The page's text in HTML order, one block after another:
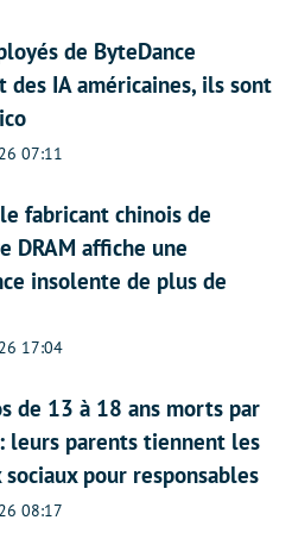
de ByteDance
des IA américaines, ils sont
07:11
fabricant chinois de
DRAM affiche une
insolente de plus de
17:04
de 13 à 18 ans morts par
leurs parents tiennent les
sociaux pour responsables
08:17